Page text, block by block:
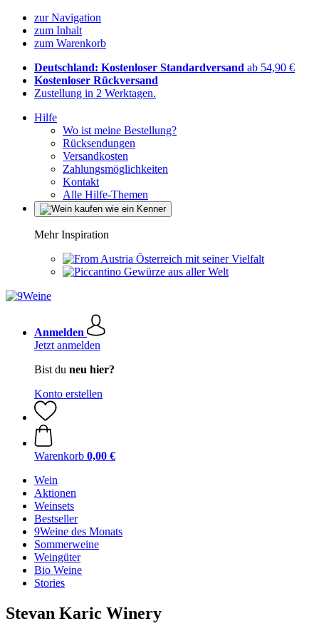
zur Navigation
zum Inhalt
zum Warenkorb
Deutschland: Kostenloser Standardversand ab 54,90 €
Kostenloser Rückversand
Zustellung in 2 Werktagen.
Hilfe
Wo ist meine Bestellung?
Rücksendungen
Versandkosten
Zahlungsmöglichkeiten
Kontakt
Alle Hilfe-Themen
Mehr Inspiration
Österreich mit seiner Vielfalt
Gewürze aus aller Welt
Anmelden
Jetzt anmelden
Bist du neu hier?
Konto erstellen
Warenkorb 0,00 €
Wein
Aktionen
Weinsets
Bestseller
9Weine des Monats
Sommerweine
Weingüter
Bio Weine
Stories
Stevan Karic Winery